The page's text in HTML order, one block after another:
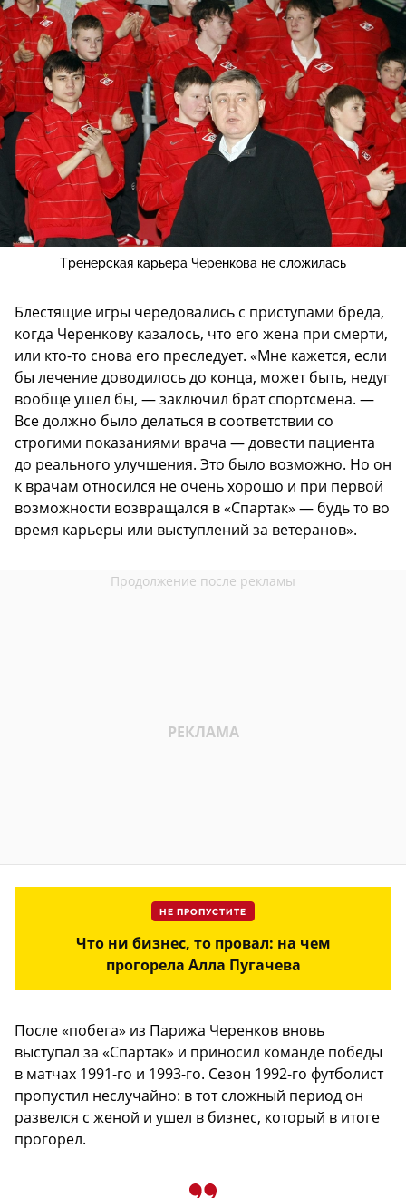
Тренерская карьера Черенкова не сложилась
Блестящие игры чередовались с приступами бреда,
когда Черенкову казалось, что его жена при смерти,
или кто-то снова его преследует. «Мне кажется, если
бы лечение доводилось до конца, может быть, недуг
вообще ушел бы, — заключил брат спортсмена. —
Все должно было делаться в соответствии со
строгими показаниями врача — довести пациента
до реального улучшения. Это было возможно. Но он
к врачам относился не очень хорошо и при первой
возможности возвращался в «Спартак» — будь то во
время карьеры или выступлений за ветеранов».
НЕ ПРОПУСТИТЕ
Что ни бизнес, то провал: на чем
прогорела Алла Пугачева
После «побега» из Парижа Черенков вновь
выступал за «Спартак» и приносил команде победы
в матчах 1991-го и 1993-го. Сезон 1992-го футболист
пропустил неслучайно: в тот сложный период он
развелся с женой и ушел в бизнес, который в итоге
прогорел.